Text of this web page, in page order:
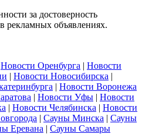
за достоверность
рекламных объявлениях.
Новости Оренбурга | Новости
| Новости Новосибирска |
| Новости Воронежа
| Новости Уфы | Новости
| Новости Челябинска | Новости
| Сауны Минска | Сауны
Еревана | Сауны Самары